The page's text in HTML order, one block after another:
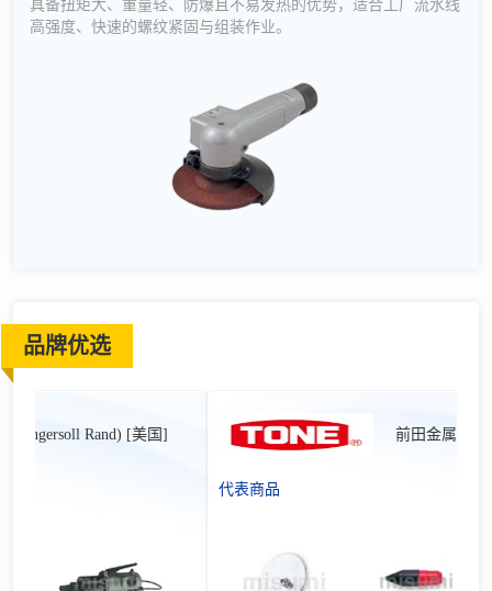
具备扭矩大、重量轻、防爆且不易发热的优势，适合工厂流水线
高强度、快速的螺纹紧固与组装作业。
品牌优选
Rand) [美国] 前田金属
代表商品